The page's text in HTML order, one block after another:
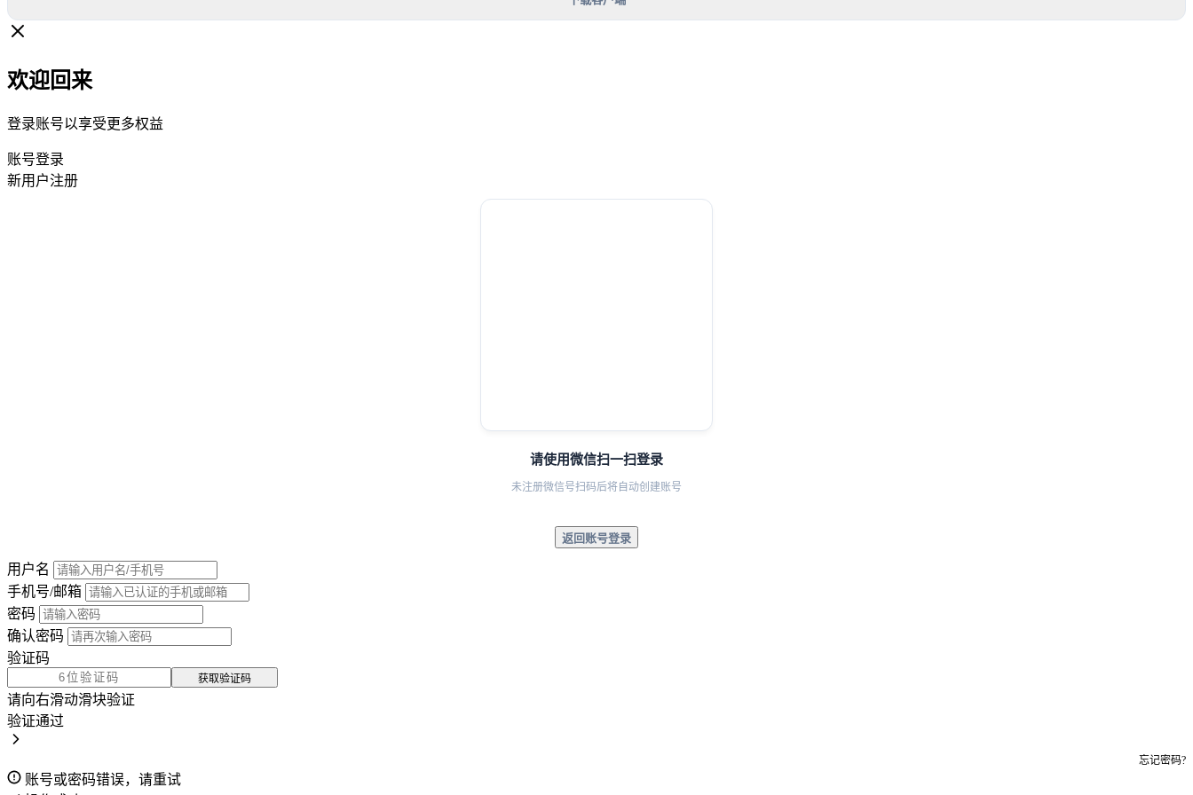
欢迎回来
登录账号以享受更多权益
账号登录
新用户注册
请使用微信扫一扫登录
未注册微信号扫码后将自动创建账号
返回账号登录
用户名
手机号/邮箱
密码
确认密码
验证码
获取验证码
请向右滑动滑块验证
验证通过
忘记密码?
账号或密码错误，请重试